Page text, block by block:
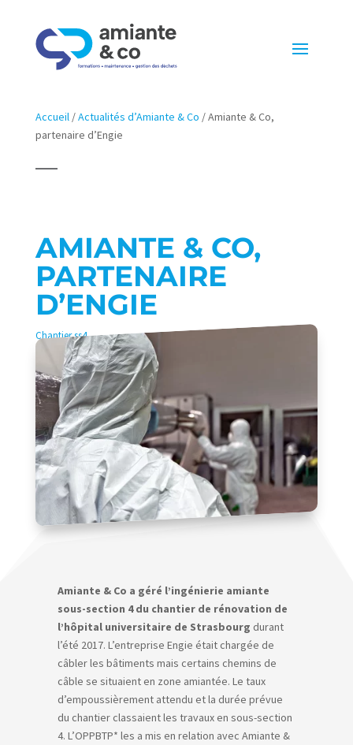
Accueil/Actualités d’Amiante & Co /Amiante & Co,
partenaire d’Engie
AMIANTE & CO,
PARTENAIRE
D’ENGIE
Chantier ss4
Amiante & Co a géré l’ingénierie amiante
sous-section 4 du chantier de rénovation de
l’hôpital universitaire de Strasbourg durant
l’été 2017. L’entreprise Engie était chargée de
câbler les bâtiments mais certains chemins de
câble se situaient en zone amiantée. Le taux
d’empoussièrement attendu et la durée prévue
du chantier classaient les travaux en sous-section
4. L’OPPBTP* les a mis en relation avec Amiante &